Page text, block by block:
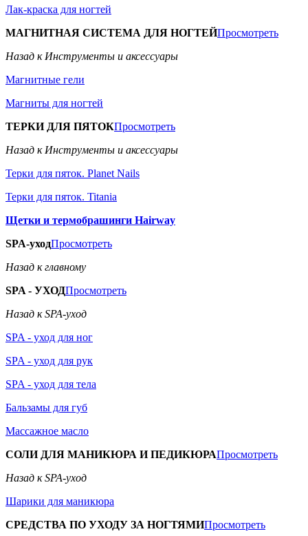
Лак-краска для ногтей
МАГНИТНАЯ СИСТЕМА ДЛЯ НОГТЕЙПросмотреть
Назад к Инструменты и аксессуары
Магнитные гели
Магниты для ногтей
ТЕРКИ ДЛЯ ПЯТОКПросмотреть
Назад к Инструменты и аксессуары
Терки для пяток. Planet Nails
Терки для пяток. Titania
Щетки и термобрашинги Hairway
SPA-уходПросмотреть
Назад к главному
SPA - УХОДПросмотреть
Назад к SPA-уход
SPA - уход для ног
SPA - уход для рук
SPA - уход для тела
Бальзамы для губ
Массажное масло
СОЛИ ДЛЯ МАНИКЮРА И ПЕДИКЮРАПросмотреть
Назад к SPA-уход
Шарики для маникюра
СРЕДСТВА ПО УХОДУ ЗА НОГТЯМИПросмотреть